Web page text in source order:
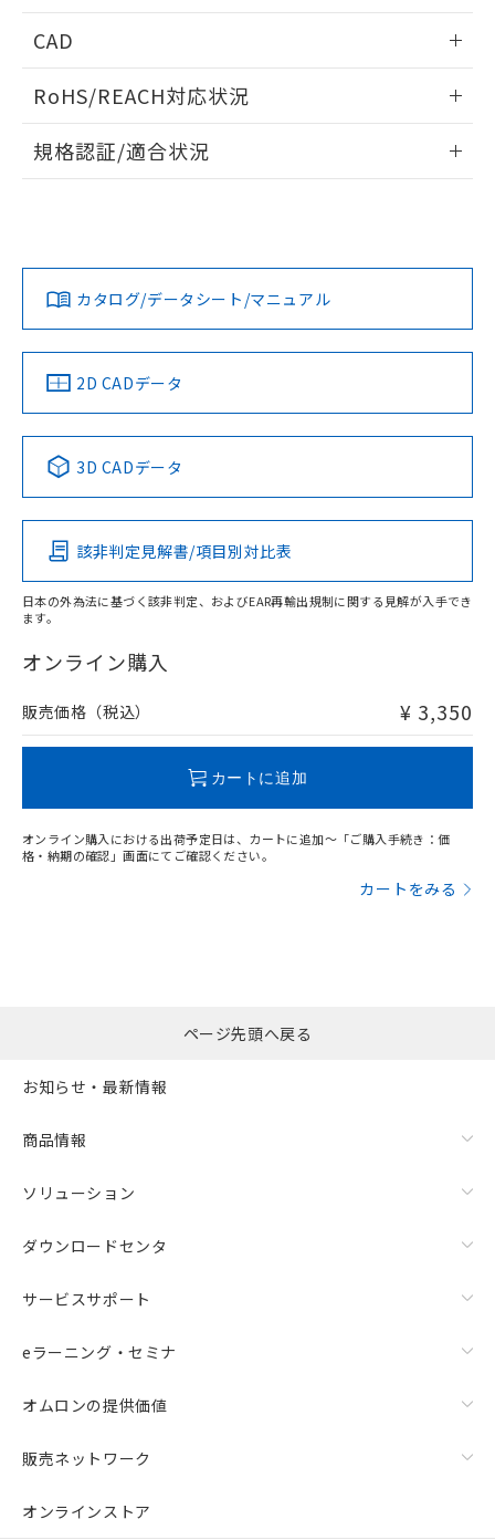
CAD
ドすることができます。
ログイン/会員登録
ダウンロードデータをご利用いただく前に、以下を必ずお読
みください。
ソフトウェアの使用条件
RoHS/REACH対応状況
EU RoHS 注意事項・凡例
対応済み
中国 RoHS 注意事項・凡例
Pb Hg Cd Cr(VI)
O
在庫等で未対応品が混在する可能性があります。
問い合わせください。
規格認証/適合状況
カタログ/データシート/マニュアル
2D CADデータ
3D CADデータ
該非判定見解書/項目別対比表
日本の外為法に基づく該非判定、およびEAR再輸出規制に関する見解が入手でき
ます。
オンライン購入
販売価格（税込） ¥ 3,350
カートに追加
オンライン購入における出荷予定日は、カートに追加～「ご購入手続き：価
格・納期の確認」画面にてご確認ください。
カートをみる
ページ先頭へ戻る
お知らせ・最新情報
商品情報
ソリューション
ダウンロードセンタ
サービスサポート
eラーニング・セミナ
オムロンの提供価値
販売ネットワーク
オンラインストア